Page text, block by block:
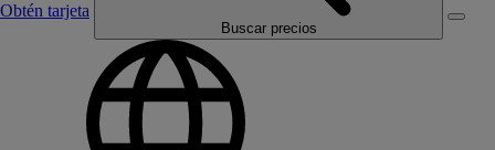
Obtén tarjeta
Buscar precios